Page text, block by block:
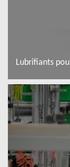
Lubrifiants
En savoir plus